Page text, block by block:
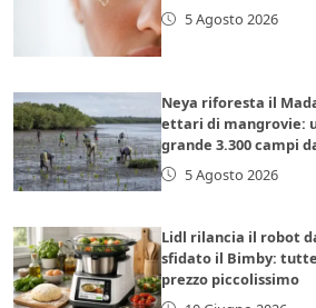
5 Agosto 2026
Neya riforesta il
ettari di mangrovie:
grande 3.300 campi
5 Agosto 2026
Lidl rilancia il robot
sfidato il Bimby:
prezzo piccolissimo